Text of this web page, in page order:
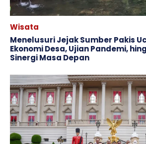
Wisata
Menelusuri Jejak Sumber Pakis
Ekonomi Desa, Ujian Pandemi,
Sinergi Masa Depan